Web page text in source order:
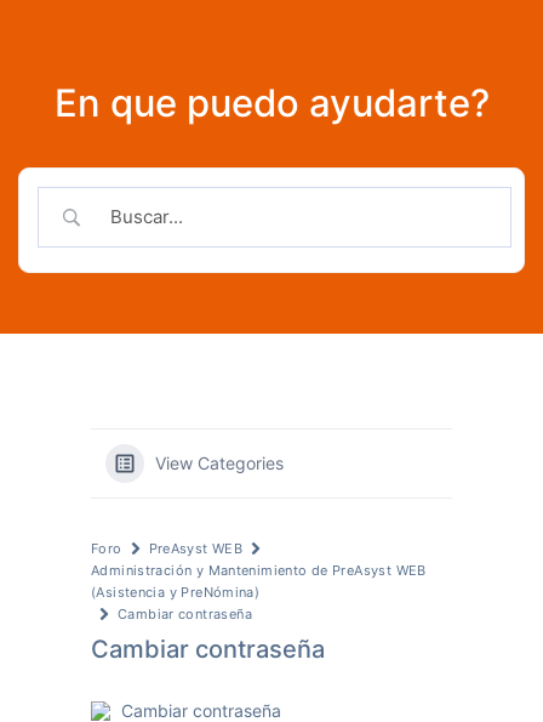
En que puedo ayudarte?
View Categories
Foro
PreAsyst WEB
Administración y Mantenimiento de PreAsyst WEB
(Asistencia y PreNómina)
Cambiar contraseña
Cambiar contraseña
Cambiar contraseña